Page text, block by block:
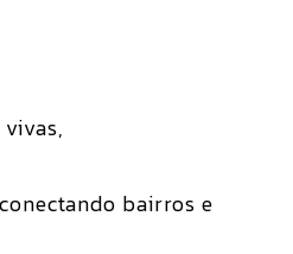
bairros e